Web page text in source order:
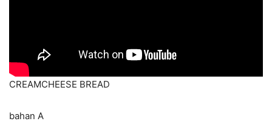
CREAMCHEESE BREAD
bahan A